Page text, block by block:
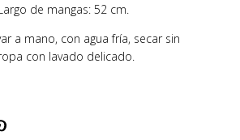
de mangas: 52 cm.
a mano, con agua fría, secar sin
con lavado delicado.